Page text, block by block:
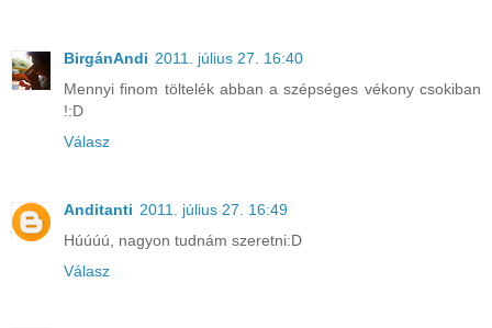
BirgánAndi 2011. július 27. 16:40
Mennyi finom töltelék abban a szépséges vékony csokiban
!:D
Válasz
Anditanti 2011. július 27. 16:49
Húúúú, nagyon tudnám szeretni:D
Válasz